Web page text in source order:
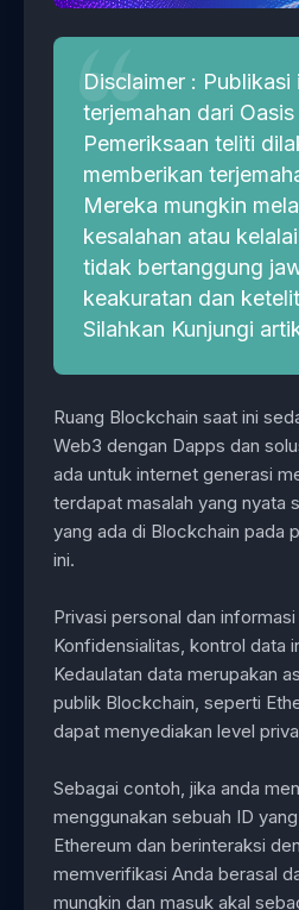
Disclaimer : Publikasi
terjemahan dari
Pemeriksaan teliti
memberikan
Mereka mungkin
kesalahan atau
tidak bertanggung
keakuratan dan
Silahkan Kunjungi
Ruang Blockchain saat ini
Web3 dengan Dapps dan
ada untuk internet generasi
terdapat masalah yang nyata
yang ada di Blockchain pada
ini.
Privasi personal dan
Konfidensialitas, kontrol data
Kedaulatan data merupakan
publik Blockchain, seperti
dapat menyediakan level
Sebagai contoh, jika anda
menggunakan sebuah ID
Ethereum dan berinteraksi
memverifikasi Anda berasal
mungkin dan masuk akal